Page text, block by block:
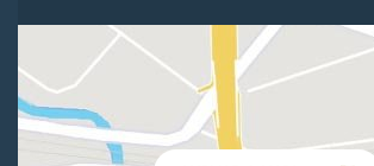
Infecções Urinárias
Lesões no pênis
Menopausa masculina e deficiência
Neoplasias Retroperitoneais